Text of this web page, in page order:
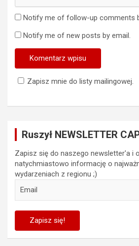
Notify me of follow-up comments
Notify me of new posts by email.
Zapisz mnie do listy mailingowej.
Ruszył NEWSLETTER
Zapisz się do naszego newsletter'a i
natychmiastowo informację o
wydarzeniach z regionu ;)